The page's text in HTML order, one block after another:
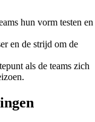
hun vorm testen en
en de strijd om de
als de teams zich